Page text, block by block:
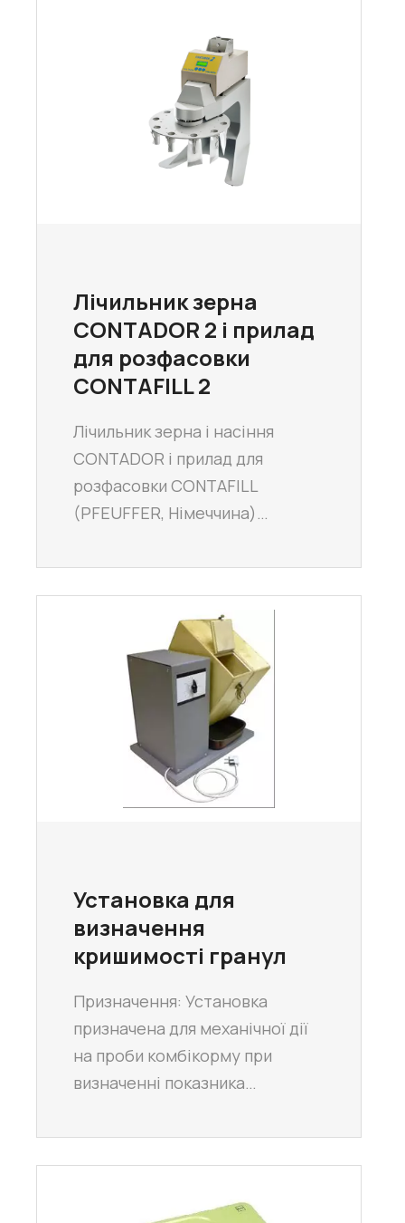
Лічильник зерна
CONTADOR 2 і прилад
для розфасовки
CONTAFILL 2
Лічильник зерна і насіння
CONTADOR і прилад для
розфасовки CONTAFILL
(PFEUFFER, Німеччина)…
Установка для
визначення
кришимості гранул
Призначення: Установка
призначена для механічної дії
на проби комбікорму при
визначенні показника…